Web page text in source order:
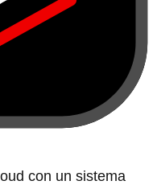
con un sistema